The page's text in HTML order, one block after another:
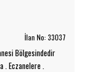
İlan No: 33037
Bölgesindedir
, Eczanelere ,